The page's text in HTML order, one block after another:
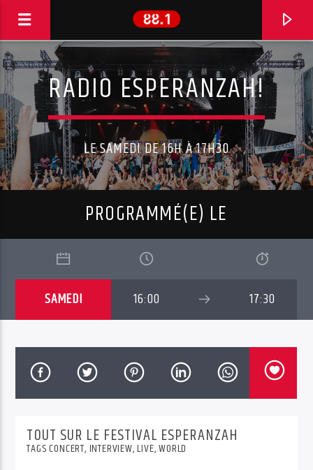
EN CE MOMENT
MUD FLOW
RADIO ESPERANZAH!
LE SAMEDI DE 16H À 17H30
PROGRAMMÉ(E) LE
SAMEDI 16:00 17:30
TOUT SUR LE FESTIVAL ESPERANZAH
TAGSCONCERT, INTERVIEW,LIVE,WORLD